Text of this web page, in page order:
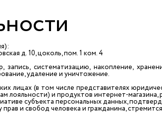
д. 10, цоколь, пом. 1 ком. 4
систематизацию, накопление,
удаление и уничтожение.
лицах (в том числе представителях
лояльности) и продуктов интернет-
субъекта персональных данных,
и свобод человека и гражданина,